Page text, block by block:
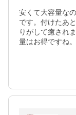
安くて大容量な
です。付けたあ
りがして癒され
量はお得ですね。